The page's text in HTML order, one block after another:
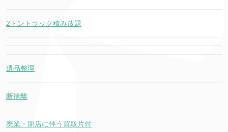
2トントラック積み放題
遺品整理
断捨離
廃業・閉店に伴う買取片付